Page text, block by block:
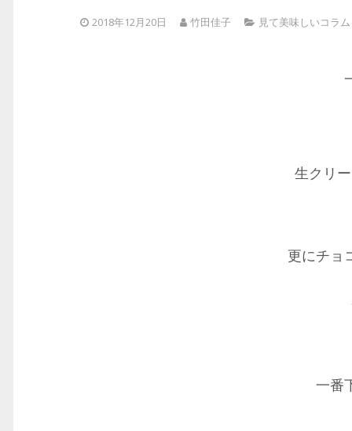
2018年12月20日 竹田佳子 見て美味しいコラム
生クリ
更にチョ
一番